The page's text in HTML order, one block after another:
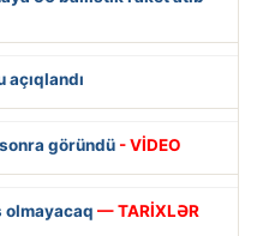
açıqlandı
göründü - VİDEO
olmayacaq — TARİXLƏR